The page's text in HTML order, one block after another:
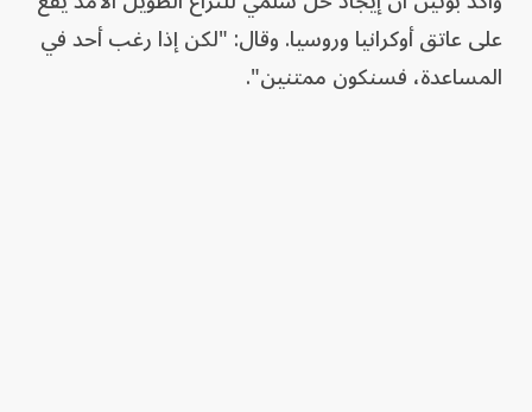
على عاتق أوكرانيا وروسيا. وقال: "لكن إذا رغب أحد في
المساعدة، فسنكون ممتنين".